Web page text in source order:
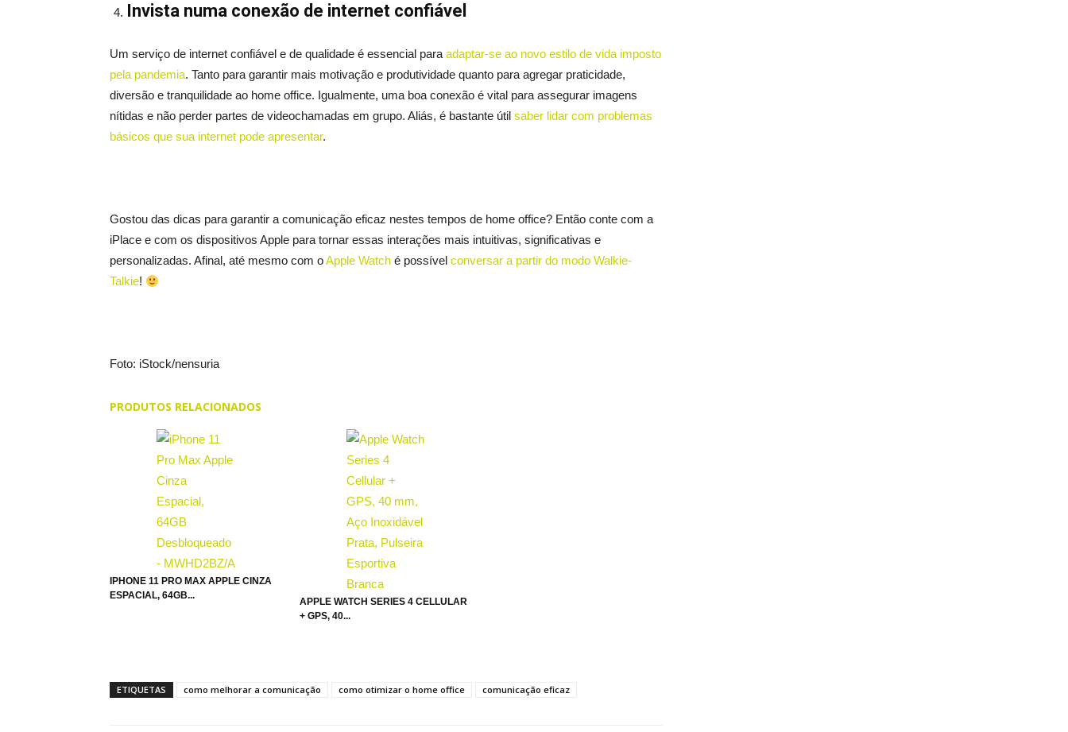
Invista numa conexão de internet confiável
Um serviço de internet confiável e de qualidade é essencial para adaptar-se ao novo estilo de vida imposto
pela pandemia. Tanto para garantir mais motivação e produtividade quanto para agregar praticidade,
diversão e tranquilidade ao home office. Igualmente, uma boa conexão é vital para assegurar imagens
nítidas e não perder partes de videochamadas em grupo. Aliás, é bastante útil saber lidar com problemas
básicos que sua internet pode apresentar.
Gostou das dicas para garantir a comunicação eficaz nestes tempos de home office? Então conte com a
iPlace e com os dispositivos Apple para tornar essas interações mais intuitivas, significativas e
personalizadas. Afinal, até mesmo com oApple Watch é possível conversar a partir do modo Walkie-
Talkie!
Foto: iStock/nensuria
PRODUTOS RELACIONADOS
IPHONE 11 PRO MAX APPLE CINZA
ESPACIAL, 64GB...
APPLE WATCH SERIES 4 CELLULAR
+ GPS, 40...
ETIQUETAS como melhorar a comunicação como otimizar o home office comunicação eficaz